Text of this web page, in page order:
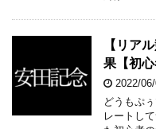
【リア
果【初心
2022/
どうもぷ
レートし